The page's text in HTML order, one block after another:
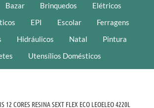
Bazar Brinquedos
Elétricos
EPI Escolar
Ferragens
Hidráulicos Natal
Pintura
Utensílios Domésticos
12 CORES RESINA SEXT FLEX ECO LEOELEO 4220L